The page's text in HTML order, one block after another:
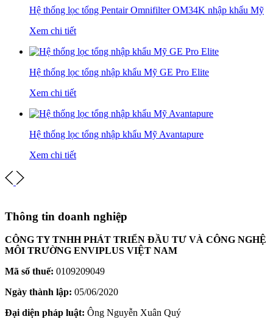
Hệ thống lọc tổng Pentair Omnifilter OM34K nhập khẩu Mỹ
Xem chi tiết
Hệ thống lọc tổng nhập khẩu Mỹ GE Pro Elite
Xem chi tiết
Hệ thống lọc tổng nhập khẩu Mỹ Avantapure
Xem chi tiết
Thông tin doanh nghiệp
CÔNG TY TNHH PHÁT TRIỂN ĐẦU TƯ VÀ CÔNG NGHỆ
MÔI TRƯỜNG ENVIPLUS VIỆT NAM
Mã số thuế: 0109209049
Ngày thành lập: 05/06/2020
Đại diện pháp luật: Ông Nguyễn Xuân Quý